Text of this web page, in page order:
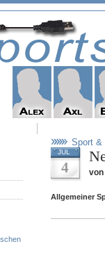
Sport &
JUL
4
Allgemeiner